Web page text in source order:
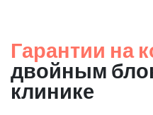
Гарантии на
двойным
клинике